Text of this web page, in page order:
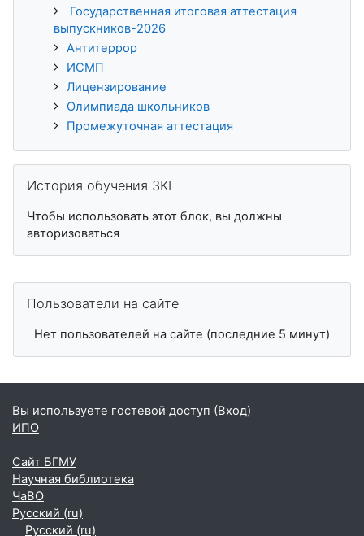
Государственная итоговая аттестация
выпускников-2026
Антитеррор
ИСМП
Лицензирование
Олимпиада школьников
Промежуточная аттестация
История обучения 3KL
Чтобы использовать этот блок, вы должны
авторизоваться
Пользователи на сайте
Нет пользователей на сайте (последние 5 минут)
Вы используете гостевой доступ (Вход)
ИПО
Сайт БГМУ
Научная библиотека
ЧаВО
Русский ‎(ru)‎
Русский ‎(ru)‎